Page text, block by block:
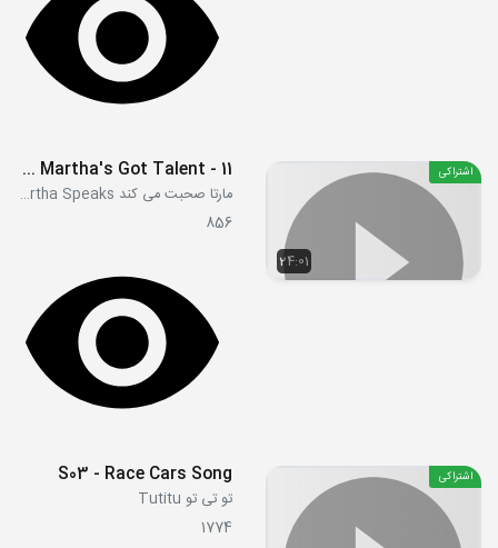
24:01
اشتراکی 11 - Martha Walks the Dog - Martha's Got Talent
مارتا صحبت می کند Martha Speaks
856
اشتراکی S03 - Race Cars Song
تو تی تو Tutitu
1774